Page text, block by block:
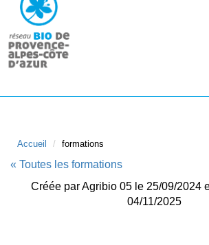
Accueil formations
« Toutes les formations
Créée par Agribio 05 le 25/09/2024
04/11/2025